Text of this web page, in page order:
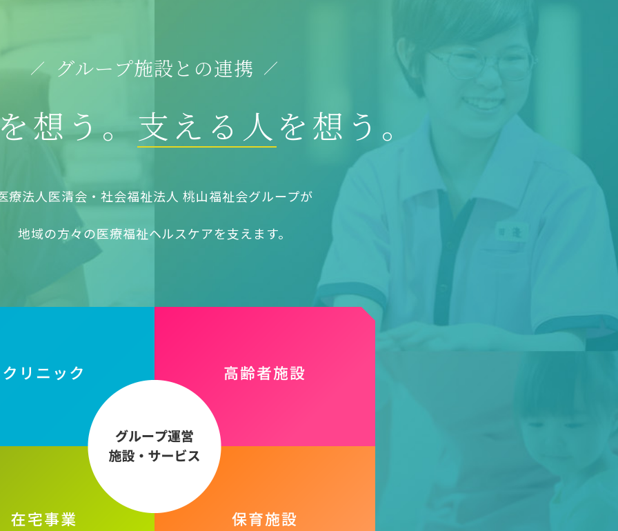
グループ施設との連携
想う。 支える人 を想う。
療法人医清会・社会福祉法人 桃山福祉会グループが
地域の方々の医療福祉ヘルスケアを支えます。